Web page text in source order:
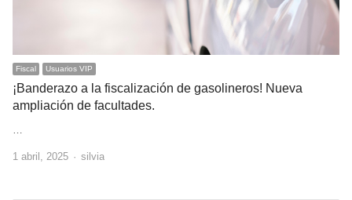
Fiscal Usuarios VIP
¡Banderazo a la fiscalización de gasolineros! Nueva
ampliación de facultades.
1 abril, 2025 Author
silvia